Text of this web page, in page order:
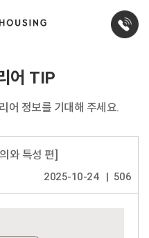
어 TIP
어 정보를 기대해 주세요.
와 특성 편]
2025-10-24 506